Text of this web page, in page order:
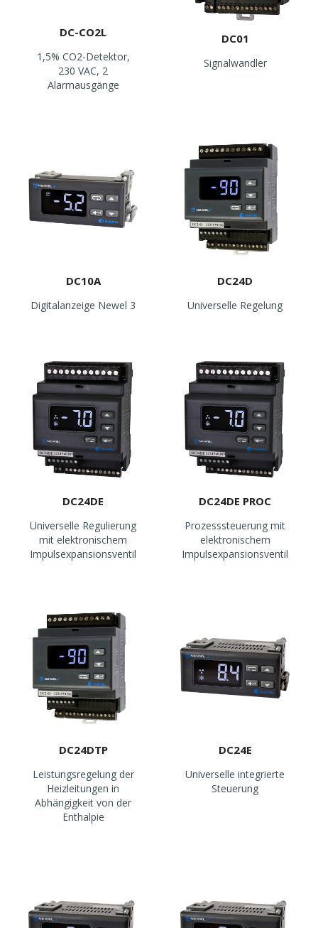
DC-CO2L
1,5% CO2-Detektor,
230 VAC, 2
Alarmausgänge
DC01
Signalwandler
DC10A
Digitalanzeige Newel 3
DC24D
Universelle Regelung
DC24DE
Universelle Regulierung
mit elektronischem
Impulsexpansionsventil
DC24DE PROC
Prozesssteuerung mit
elektronischem
Impulsexpansionsventil
DC24DTP
Leistungsregelung der
Heizleitungen in
Abhängigkeit von der
Enthalpie
DC24E
Universelle integrierte
Steuerung